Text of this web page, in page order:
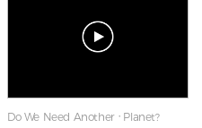
Do We Need AnotherㆍPlanet?